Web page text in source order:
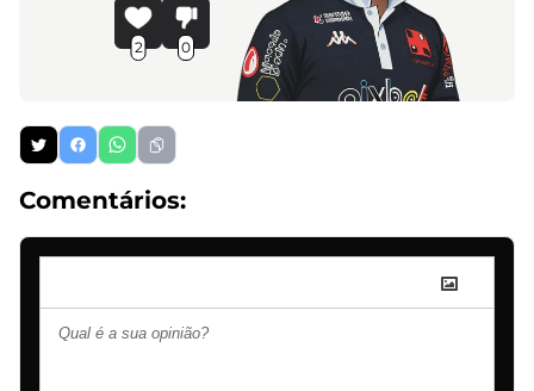
2 0
Comentários: